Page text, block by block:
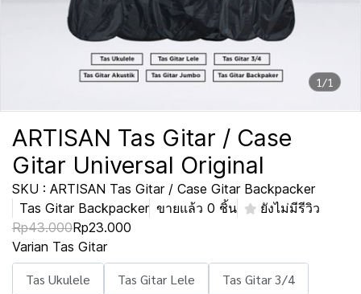
1/1
ARTISAN Tas Gitar / Case
Gitar Universal Original
SKU : ARTISAN Tas Gitar / Case Gitar Backpacker
Tas Gitar Backpacker ขายแล้ว 0 ชิ้น
ยังไม่มีรีวิว
Rp43.000Rp23.000
Varian Tas Gitar
Tas Ukulele Tas Gitar Lele
Tas Gitar 3/4